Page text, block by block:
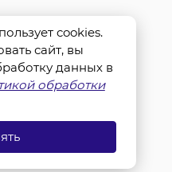
cookies.
сайт, вы
данных в
обработки